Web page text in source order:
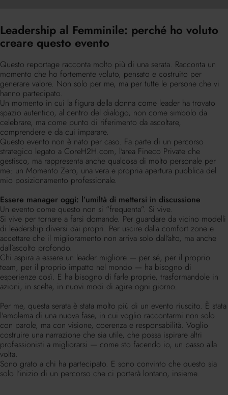
Leadership al Femminile: perché ho voluto
creare questo evento
Questo reportage racconta molto più di una serata. Racconta un
momento che ho fortemente voluto, pensato e costruito per
generare valore. Non solo per me, ma per tutte le persone che vi
hanno partecipato.
Un momento in cui la figura della donna come leader ha trovato
spazio autentico, al centro del dialogo, non come simbolo da
celebrare, ma come punto di riferimento da ascoltare,
comprendere e da cui imparare.
Questo evento non è nato per caso. Fa parte di un percorso
strategico legato a CoreH2H.com, l'area Fineco Private che
gestisco, ma rappresenta anche qualcosa di molto personale per
me: un Momento Zero, una vera e propria apertura pubblica del
mio posizionamento professionale.
Essere manager oggi: l’umiltà di mettersi in discussione
Un evento come questo non si “frequenta”. Si vive.
Si vive per tornare a farsi domande. Per guardare da vicino modelli
di leadership diversi dai propri. Per uscire dalla comfort zone e
accettare che il miglioramento non arriva solo dall’alto, ma anche
dall’ascolto profondo.
Chi aspira a essere un leader migliore — per sé, per il proprio
team, per il proprio impatto nel mondo — ha bisogno di
esperienze così. E ha bisogno di farle proprie, trasformandole in
azioni, in scelte, in nuovi modi di agire ogni giorno.
Per me, questa serata è stata molto più di un evento riuscito. È stata
l'emblema di una nuova fase, in cui voglio raccontarmi non solo
con parole, ma con visione, coerenza e responsabilità. Voglio
costruire una narrazione che sia utile, che possa ispirare altri
professionisti a migliorarsi — come sto facendo io, un passo alla
volta.
Sono grato a chi ha partecipato. E sono convinto che questo sia
solo l’inizio di un percorso che ci porterà lontano, insieme.